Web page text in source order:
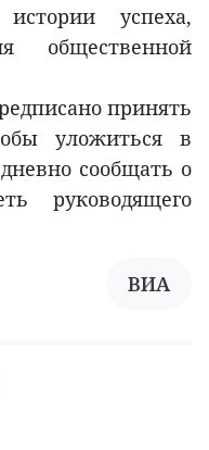
успеха,
общественной
принять
уложиться в
сообщать о
руководящего
ВИА